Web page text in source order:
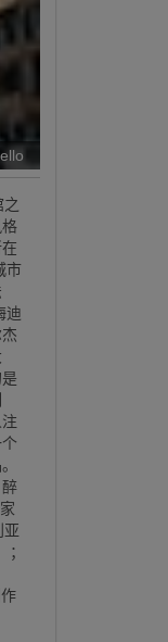
市
迪
亚